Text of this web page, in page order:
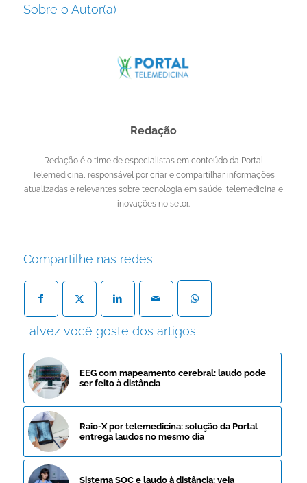
Sobre o Autor(a)
Redação
Redação é o time de especialistas em conteúdo da Portal
Telemedicina, responsável por criar e compartilhar informações
atualizadas e relevantes sobre tecnologia em saúde, telemedicina e
inovações no setor.
Compartilhe nas redes
Talvez você goste dos artigos
EEG com mapeamento cerebral: laudo pode
ser feito à distância
Raio-X por telemedicina: solução da Portal
entrega laudos no mesmo dia
Sistema SOC e laudo à distância: veja